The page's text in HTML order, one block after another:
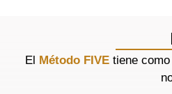
El Método FIVE tiene